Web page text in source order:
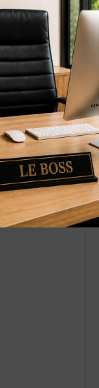
Rabais 43%